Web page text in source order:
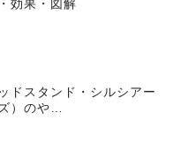
効果・図解
ドスタンド・シルシアー
）のや…